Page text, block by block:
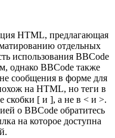
HTML, предлагающая
отдельных
использования BBCode
однако BBCode также
сообщения в форме для
на HTML, но теги в
скобки [ и ], а не в < и >.
о BBCode обратитесь
на которое доступна